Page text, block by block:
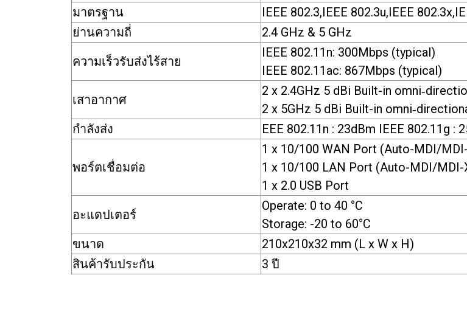
มาตรฐาน
IEEE 802.3,IEEE 802.3u,IEEE
ย่านความถี่
2.4 GHz & 5 GHz
ความเร็วรับส่งไร้สาย
IEEE 802.11n: 300Mbps (typical)
IEEE 802.11ac: 867Mbps (typical)
เสาอากาศ
2 x 2.4GHz 5 dBi Built-in
2 x 5GHz 5 dBi Built-in
กำลังส่ง
EEE 802.11n : 23dBm IEEE 802.11g :
พอร์ตเชื่อมต่อ
1 x 10/100 WAN Port (Auto-MDI/
1 x 10/100 LAN Port (Auto-MDI/
1 x 2.0 USB Port
อะแดปเตอร์
Operate: 0 to 40 °C
Storage: -20 to 60°C
ขนาด
210x210x32 mm (L x W x H)
สินค้ารับประกัน
3 ปี